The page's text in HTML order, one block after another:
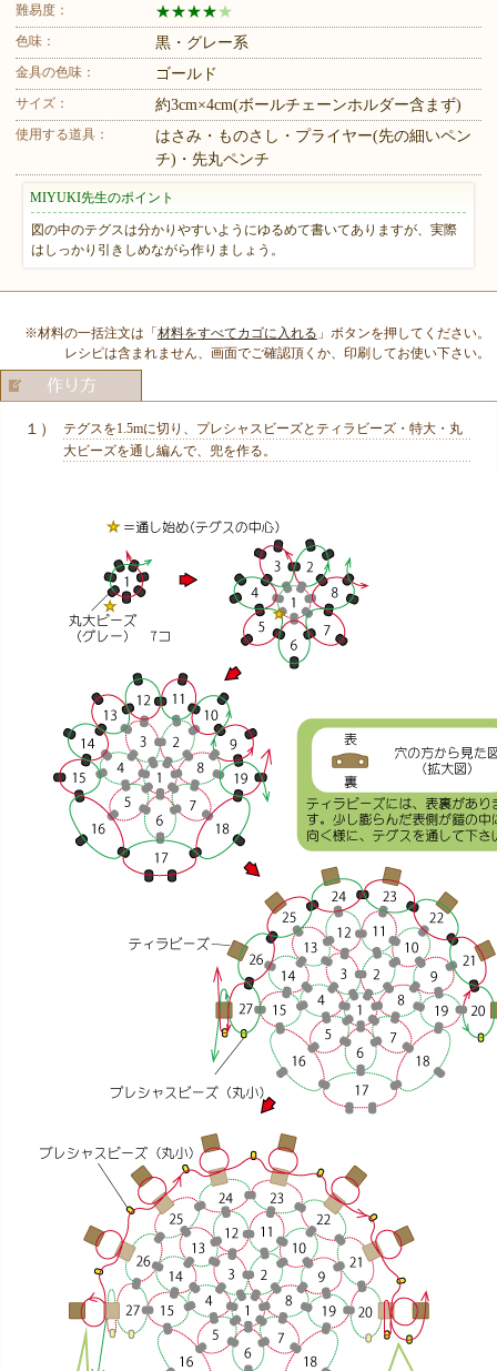
難易度： ★★★★ ★
色味： 黒・グレー系
金具の色味： ゴールド
サイズ： 約3cm×4cm(ボールチェーンホルダー含まず)
使用する道具：
はさみ・ものさし・プライヤー(先の細いペン
チ)・先丸ペンチ
MIYUKI先生のポイント
図の中のテグスは分かりやすいようにゆるめて書いてありますが、実際
はしっかり引きしめながら作りましょう。
※材料の一括注文は「材料をすべてカゴに入れる 」ボタンを押してください。
レシピは含まれません、画面でご確認頂くか、印刷してお使い下さい。
１）
テグスを1.5mに切り、プレシャスビーズとティラビーズ・特大・丸
大ビーズを通し編んで、兜を作る。